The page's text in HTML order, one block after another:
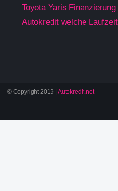
Toyota Yaris Finanzierung
Autokredit welche Laufzeit
© Copyright 2019 | Autokredit.net